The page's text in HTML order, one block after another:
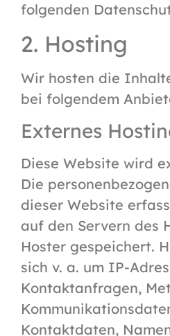
folgenden
2. Hosting
Wir hosten die
bei folgendem
Externes
Diese Website wird
Die
dieser Website
auf den Servern des
Hoster gespeichert.
sich v. a. um IP-
Kontaktanfragen,
Kontaktdaten,